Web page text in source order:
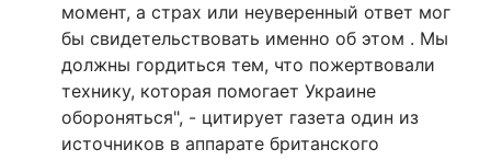
момент, а страх или неуверенный ответ мог
бы свидетельствовать именно об этом . Мы
должны гордиться тем, что пожертвовали
технику, которая помогает Украине
обороняться", - цитирует газета один из
источников в аппарате британского